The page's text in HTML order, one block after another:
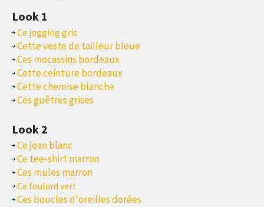
Look 1
Ce jogging gris
Cette veste de tailleur bleue
Ces mocassins bordeaux
Cette ceinture bordeaux
Cette chemise blanche
Ces guêtres grises
Look 2
Ce jean blanc
Ce tee-shirt marron
Ces mules marron
Ce foulard vert
Ces boucles d'oreilles dorées